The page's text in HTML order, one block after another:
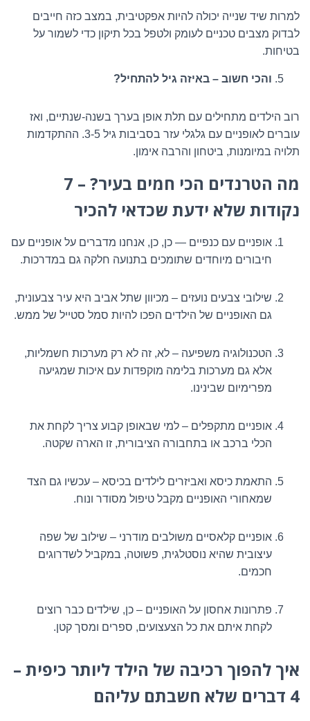
למרות שיד שנייה יכולה להיות אפקטיבית, במצב כזה חייבים
לבדוק מצבים טכניים לעומק ולטפל בכל תיקון כדי לשמור על
בטיחות.
והכי חשוב – באיזה גיל להתחיל?
רוב הילדים מתחילים עם תלת אופן בערך בשנה-שנתיים, ואז
עוברים לאופניים עם גלגלי עזר בסביבות גיל 3-5. ההתקדמות
תלויה במיומנות, ביטחון והרבה אימון.
מה הטרנדים הכי חמים בעיר? – 7
נקודות שלא ידעת שכדאי להכיר
אופניים עם כנפיים — כן, כן, אנחנו מדברים על אופניים עם
חיבורים מיוחדים שתומכים בתנועה חלקה גם במדרכות.
שילובי צבעים נועזים – מכיוון שתל אביב היא עיר צבעונית,
גם האופניים של הילדים הפכו להיות סמל סטייל של ממש.
הטכנולוגיה משפיעה – לא, זה לא רק מערכות חשמליות,
אלא גם מערכות בלימה מוקפדות עם איכות שמגיעה
מפרימיום שבינינו.
אופניים מתקפלים – למי שבאופן קבוע צריך לקחת את
הכלי ברכב או בתחבורה הציבורית, זו הארה שקטה.
התאמת כיסא ואביזרים לילדים בכיסא – עכשיו גם הצד
שמאחורי האופניים מקבל טיפול מסודר ונוח.
אופניים קלאסיים משולבים מודרני – שילוב של שפה
עיצובית שהיא נוסטלגית, פשוטה, במקביל לשדרוגים
חכמים.
פתרונות אחסון על האופניים – כן, שילדים כבר רוצים
לקחת איתם את כל הצעצועים, ספרים ומסך קטן.
איך להפוך רכיבה של הילד ליותר כיפית –
4 דברים שלא חשבתם עליהם